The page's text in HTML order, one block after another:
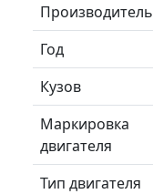
Производитель
Год
Кузов
Маркировка
двигателя
Тип двигателя